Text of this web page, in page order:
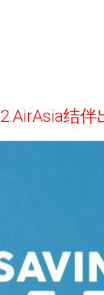
2.AirAsia结